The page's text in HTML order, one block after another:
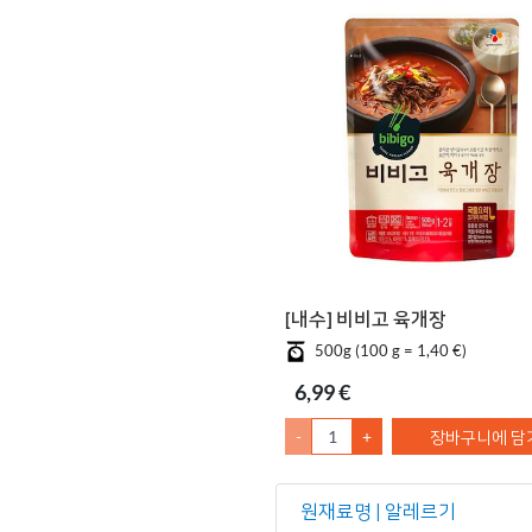
[내수] 비비고 육개장
500g (100 g = 1,40 €)
6,99 €
- + 장바구니에 담
원재료명 | 알레르기